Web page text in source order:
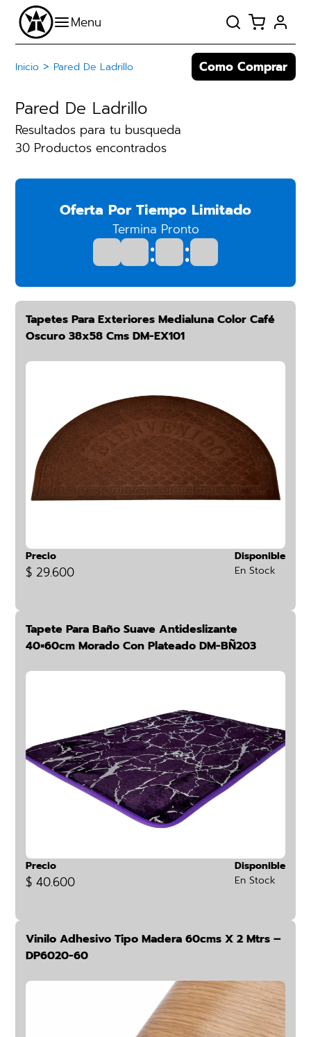
Inicio > Pared De Ladrillo Como Comprar
Pared De Ladrillo
Resultados para tu busqueda
30 Productos encontrados
Oferta Por Tiempo Limitado
Termina Pronto
: :
Tapetes Para Exteriores Medialuna Color Café
Oscuro 38x58 Cms DM-EX101
Precio
$ 29.600
Disponible
En Stock
Tapete Para Baño Suave Antideslizante
40×60cm Morado Con Plateado DM-BÑ203
Precio
$ 40.600
Disponible
En Stock
Vinilo Adhesivo Tipo Madera 60cms X 2 Mtrs –
DP6020-60